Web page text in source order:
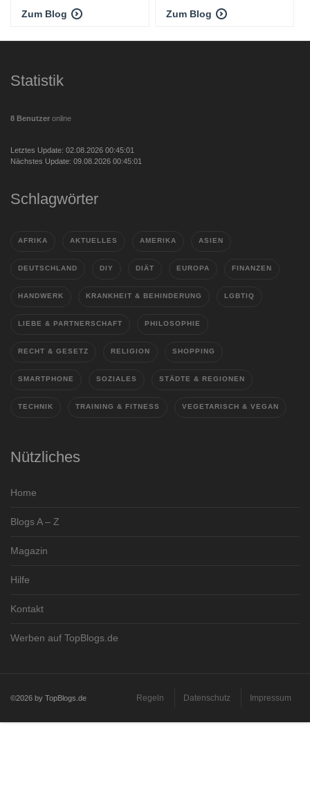
Zum Blog Zum Blog
Statistik
8 Benutzer online
Letztes Update: 02.08.2026 00:45:01
Nächstes Update: 09.08.2026 00:45:01
Schlagwörter
AFRIKA AKTUELLES AMERIKA ASIEN
DEUTSCHLAND DIY DIÄT EUROPA FINANZEN
HANDWERK KRANKHEIT & BEHINDERUNG LGBTIQ
LIEBE & PARTNERSCHAFT PHILOSOPHIE
RECHT & GESETZ RELIGION SHOPPING
SMARTPHONE SOZIALES STÄDTE & REGIONEN
TECHNIK TRAINING & FITNESS VEGETARISCH & VEGAN
Nützliches
Home
Blogs A – Z
Magazin
Hilfe
Kontakt
Werben auf TopBlogs.de
©2026 by TopBlogs.de Regeln Datenschutz Impressum